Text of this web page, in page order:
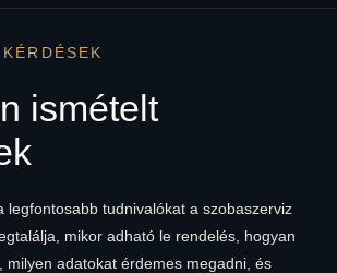
ismételt
legfontosabb tudnivalókat a szobaszerviz
mikor adható le rendelés, hogyan
milyen adatokat érdemes megadni, és